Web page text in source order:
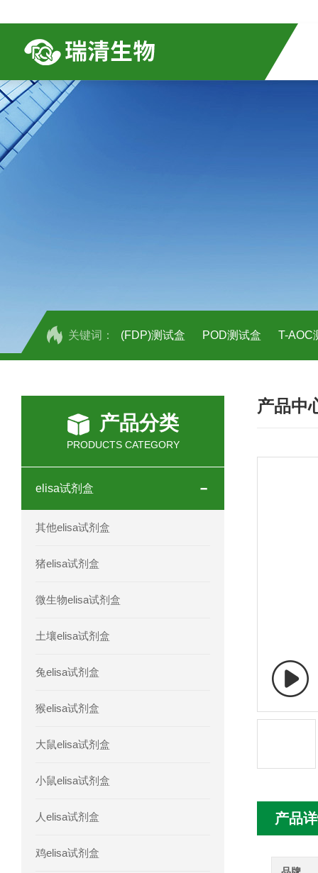
关键词： (FDP)测试盒 POD测试盒 T-AOC
人全式钴氨素2(HTSB2)elisa试剂盒现
人鞘脂(SPH)elisa试剂盒现货速发
人蓝氏贾第虫(GL)elisa试剂盒厂家直销
人髓系细胞触发受体-1(TREM-1)elisa
产品分类
PRODUCTS CATEGORY
elisa试剂盒
其他elisa试剂盒
猪elisa试剂盒
微生物elisa试剂盒
土壤elisa试剂盒
兔elisa试剂盒
猴elisa试剂盒
大鼠elisa试剂盒
小鼠elisa试剂盒
人elisa试剂盒
鸡elisa试剂盒
产品中
产品